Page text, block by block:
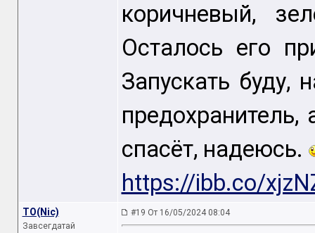
коричневый,
Осталось его
Запускать буду,
спасёт, надеюсь.
https://ibb.co/
TO(Nic)
Завсегдатай
#19 От 16/05/2024 08:04